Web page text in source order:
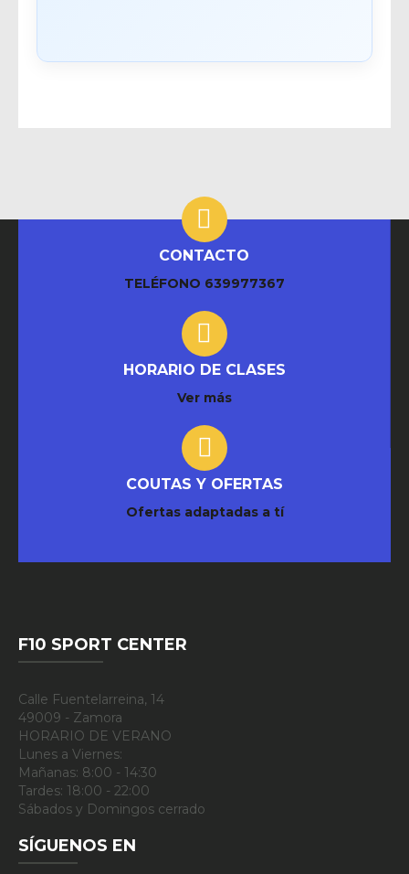
CONTACTO
TELÉFONO 639977367
HORARIO DE CLASES
Ver más
COUTAS Y OFERTAS
Ofertas adaptadas a tí
F10 SPORT CENTER
Calle Fuentelarreina, 14
49009 - Zamora
HORARIO DE VERANO
Lunes a Viernes:
Mañanas: 8:00 - 14:30
Tardes: 18:00 - 22:00
Sábados y Domingos cerrado
SÍGUENOS EN